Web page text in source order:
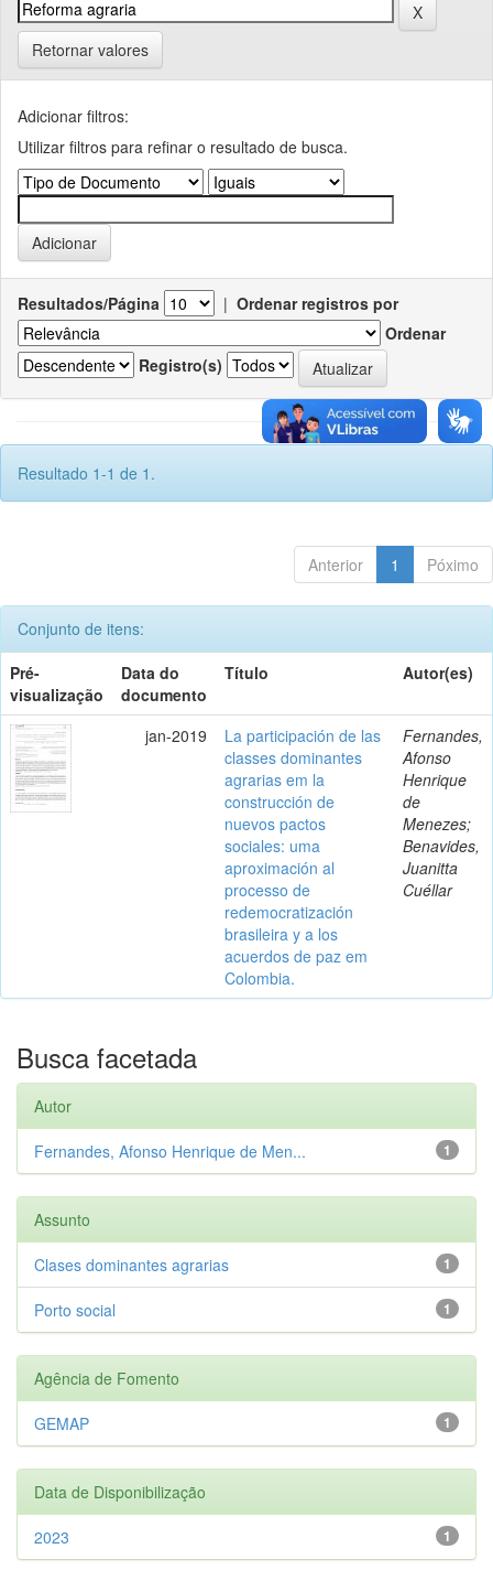
Retornar valores
Adicionar filtros:
Utilizar filtros para refinar o resultado de busca.
Resultados/Página | Ordenar registros por
Ordenar
Registro(s)
Resultado 1-1 de 1.
Anterior 1 Póximo
Conjunto de itens:
Pré-
visualização
Data do
documento
Título Autor(es)
jan-2019
La participación de las
classes dominantes
agrarias em la
construcción de
nuevos pactos
sociales: uma
aproximación al
processo de
redemocratización
brasileira y a los
acuerdos de paz em
Colombia.
Fernandes,
Afonso
Henrique
de
Menezes;
Benavides,
Juanitta
Cuéllar
Busca facetada
Autor
1
Fernandes, Afonso Henrique de Men...
Assunto
1
Clases dominantes agrarias
1
Porto social
Agência de Fomento
1
GEMAP
Data de Disponibilização
1
2023